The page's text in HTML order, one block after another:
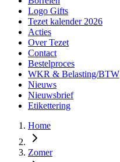
Logo Gifts
Tezet kalender 2026
Acties
Over Tezet
Contact
Bestelproces
WKR & Belasting/BTW
Nieuws
Nieuwsbrief
Etikettering
Home
Zomer